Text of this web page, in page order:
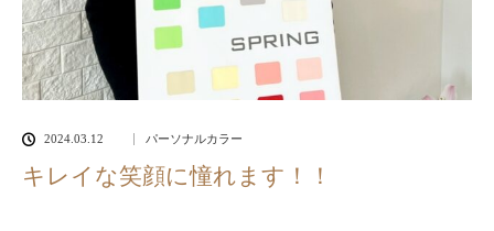
2024.03.12 パーソナルカラー
キレイな笑顔に憧れます！！